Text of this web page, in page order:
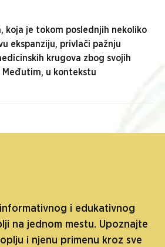
koja je tokom poslednjih nekoliko
ekspanziju, privlači pažnju
krugova zbog svojih
u kontekstu
i edukativnog
na jednom mestu. Upoznajte
i njenu primenu kroz sve